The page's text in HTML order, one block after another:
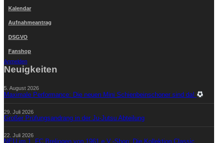
Kalendar
Aufnahmeantrag
DSGVO
Fanshop
Anmelden
Neuigkeiten
5. August 2026
Maximale Performance: Die neuen Mini Schienbeinschoner sind da!
29. Juli 2026
Großer Prüfungsandrang in der Ju-Jutsu Abteilung
22. Juli 2026
NEU im 1. FC Brelingen von 1961 e.V.-Shop: Die Kollektion Classic